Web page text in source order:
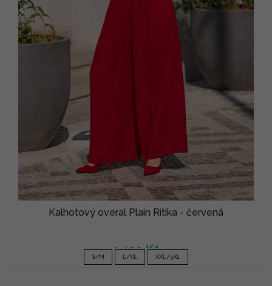
Kalhotový overal Plain Ritika - červená
1 490 Kč
S/M L/XL XXL/3XL